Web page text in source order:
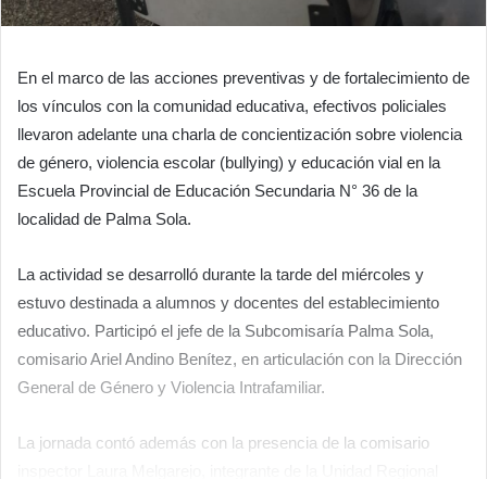
En el marco de las acciones preventivas y de fortalecimiento de
los vínculos con la comunidad educativa, efectivos policiales
llevaron adelante una charla de concientización sobre violencia
de género, violencia escolar (bullying) y educación vial en la
Escuela Provincial de Educación Secundaria N° 36 de la
localidad de Palma Sola.
La actividad se desarrolló durante la tarde del miércoles y
estuvo destinada a alumnos y docentes del establecimiento
educativo. Participó el jefe de la Subcomisaría Palma Sola,
comisario Ariel Andino Benítez, en articulación con la Dirección
General de Género y Violencia Intrafamiliar.
La jornada contó además con la presencia de la comisario